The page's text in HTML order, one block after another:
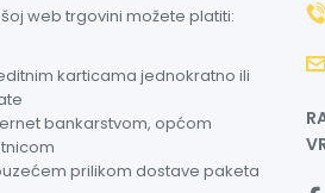
web trgovini možete platiti:
karticama jednokratno ili
bankarstvom, općom
prilikom dostave paketa